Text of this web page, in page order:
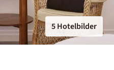
5 Hotelbilder